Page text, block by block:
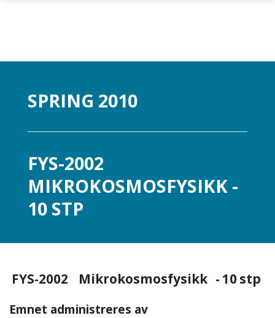
SPRING 2010
FYS-2002
MIKROKOSMOSFYSIKK -
10 STP
FYS-2002 Mikrokosmosfysikk - 10stp
Emnet administreres av